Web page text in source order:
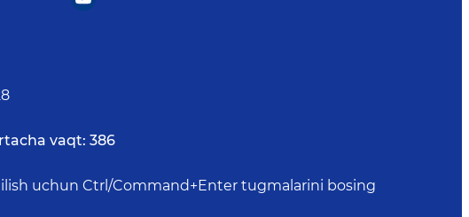
vaqt: 386
uchun Ctrl/Command+Enter tugmalarini bosing